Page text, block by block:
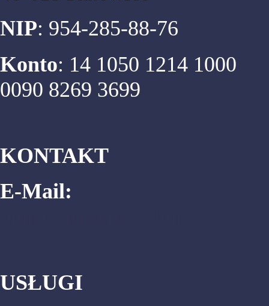
NIP: 954-285-88-76
Konto: 14 1050 1214 1000
0090 8269 3699
KONTAKT
E-Mail:
USŁUGI